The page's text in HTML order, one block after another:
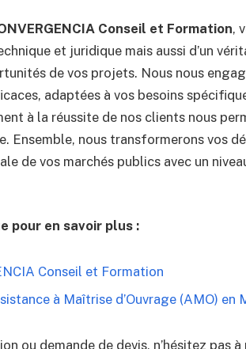
Conseil et Formation,
et juridique mais aussi d’un
de vos projets. Nous nous
adaptées à vos besoins
à la réussite de nos clients nous
Ensemble, nous transformerons vos
de vos marchés publics avec un
pour en savoir plus :
Conseil et Formation
à Maîtrise d’Ouvrage (AMO) en
ou demande de devis, n’hésitez pas